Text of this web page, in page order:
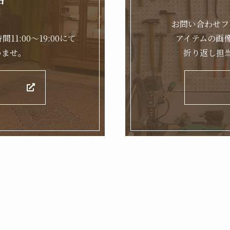
11:00～19:00にて
せ。
お問い合わせ
アイテムの画
折り返し担